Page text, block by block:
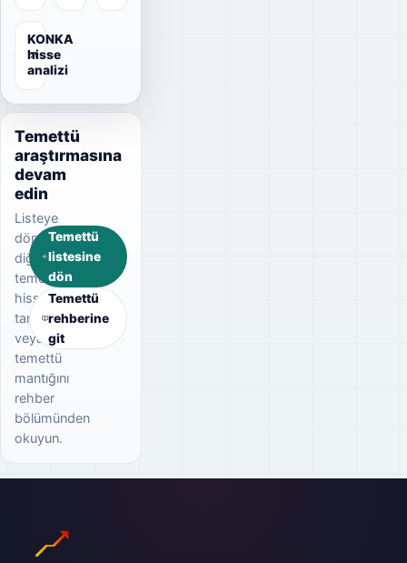
KONKA
hisse
analizi
Temettü
araştırmasına
devam
edin
Listeye
dönerek
diğer
temettü
hisselerini
tarayın
veya
temettü
mantığını
rehber
bölümünden
okuyun.
Temettü
listesine
dön
Temettü
rehberine
git